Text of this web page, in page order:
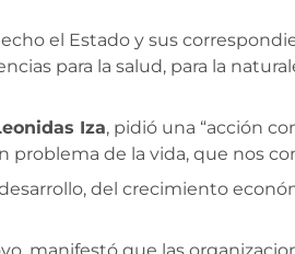
el Estado y sus
para la salud, para la
Iza, pidió una “acción
problema de la vida, que nos
del crecimiento